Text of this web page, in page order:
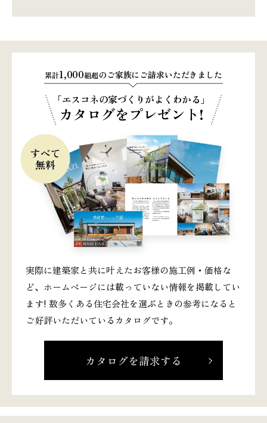
累計1,000組超のご家族にご請求いただきました
「エスコネの家づくりがよくわかる」
カタログをプレゼント!
実際に建築家と共に叶えたお客様の施工例・価格な
ど、ホームページには載っていない情報を掲載してい
ます! 数多くある住宅会社を選ぶときの参考になると
ご好評いただいているカタログです。
カタログを請求する